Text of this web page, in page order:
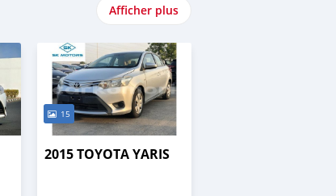
Afficher plus
15
2015 TOYOTA YARIS